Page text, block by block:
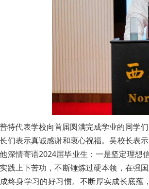
特代表学校向首届圆满完成学业的同学
们表示真诚感谢和衷心祝福。吴校长表
深情寄语2024届毕业生：一是坚定理想
践上下苦功，不断锤炼过硬本领，在强
终身学习的好习惯。不断厚实成长底